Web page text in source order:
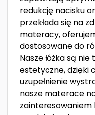
redukcję nacisku
przekłada się na
materacy,
dostosowane do
Nasze łóżka są
estetyczne, dzięki
uzupełnienie
nasze materace
zainteresowaniem